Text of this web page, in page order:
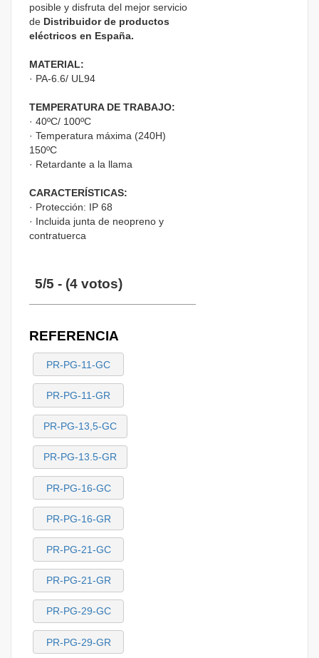
posible y disfruta del mejor servicio
de Distribuidor de productos
eléctricos en España.
MATERIAL:
· PA-6.6/ UL94
TEMPERATURA DE TRABAJO:
· 40ºC/ 100ºC
· Temperatura máxima (240H)
150ºC
· Retardante a la llama
CARACTERÍSTICAS:
· Protección: IP 68
· Incluida junta de neopreno y
contratuerca
5/5 - (4 votos)
REFERENCIA
PR-PG-11-GC
PR-PG-11-GR
PR-PG-13,5-GC
PR-PG-13.5-GR
PR-PG-16-GC
PR-PG-16-GR
PR-PG-21-GC
PR-PG-21-GR
PR-PG-29-GC
PR-PG-29-GR